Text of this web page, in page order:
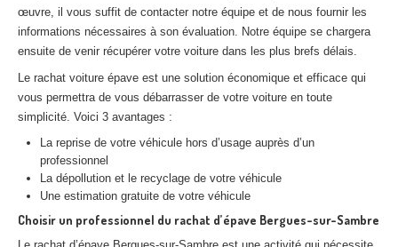
RACHATVÉHICULES
01 83 64 20 40
œuvre, il vous suffit de contacter notre équipe et de nous fournir les
informations nécessaires à son évaluation. Notre équipe se chargera
ensuite de venir récupérer votre voiture dans les plus brefs délais.
Le rachat voiture épave est une solution économique et efficace qui
vous permettra de vous débarrasser de votre voiture en toute
simplicité. Voici 3 avantages :
La reprise de votre véhicule hors d’usage auprès d’un
professionnel
La dépollution et le recyclage de votre véhicule
Une estimation gratuite de votre véhicule
Choisir un professionnel du rachat d’épave Bergues-sur-Sambre